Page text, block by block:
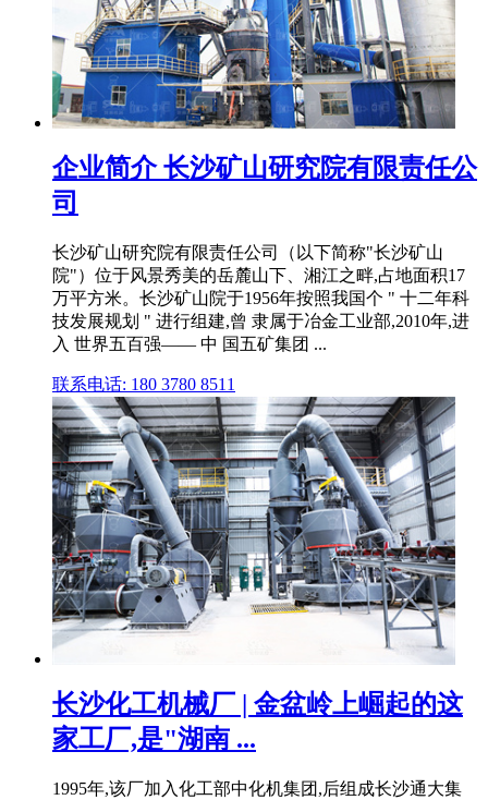
企业简介 长沙矿山研究院有限责任公
司
长沙矿山研究院有限责任公司（以下简称"长沙矿山
院"）位于风景秀美的岳麓山下、湘江之畔,占地面积17
万平方米。长沙矿山院于1956年按照我国个 " 十二年科
技发展规划 " 进行组建,曾 隶属于冶金工业部,2010年,进
入 世界五百强—— 中 国五矿集团 ...
联系电话: 180 3780 8511
长沙化工机械厂 | 金盆岭上崛起的这
家工厂,是"湖南 ...
1995年,该厂加入化工部中化机集团,后组成长沙通大集